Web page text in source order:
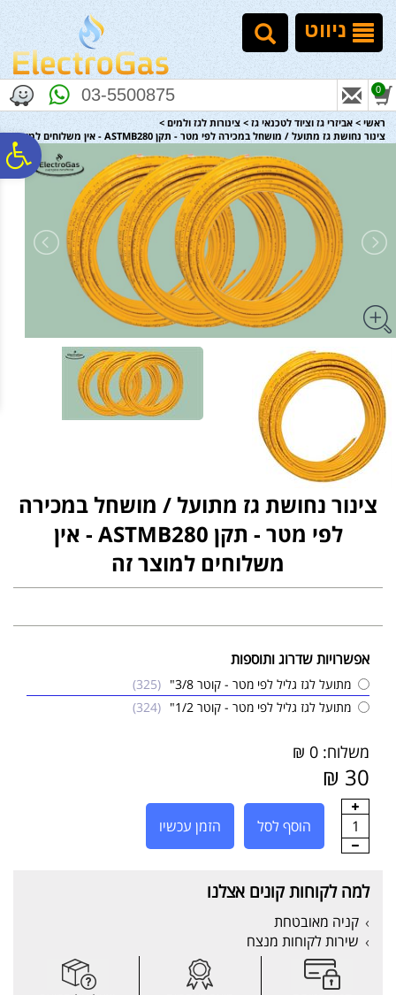
נגישות
אתר
המרכזי
ניווט
03-5500875 0
ראשי > אביזרי גז וציוד לטכנאי גז > צינורות לגז ולמים >
צינור נחושת גז מתועל / מושחל במכירה לפי מטר - תקן ASTMB280 - אין משלוחים למוצר זה
צינור נחושת גז מתועל / מושחל במכירה
לפי מטר - תקן ASTMB280 - אין
משלוחים למוצר זה
אפשרויות שדרוג ותוספות
מתועל לגז גליל לפי מטר - קוטר 3/8"
(325)
מתועל לגז גליל לפי מטר - קוטר 1/2"
(324)
משלוח: 0 ₪
30 ₪
1 הוסף לסל הזמן עכשיו
למה לקוחות קונים אצלנו
קניה מאובטחת
שירות לקוחות מנצח